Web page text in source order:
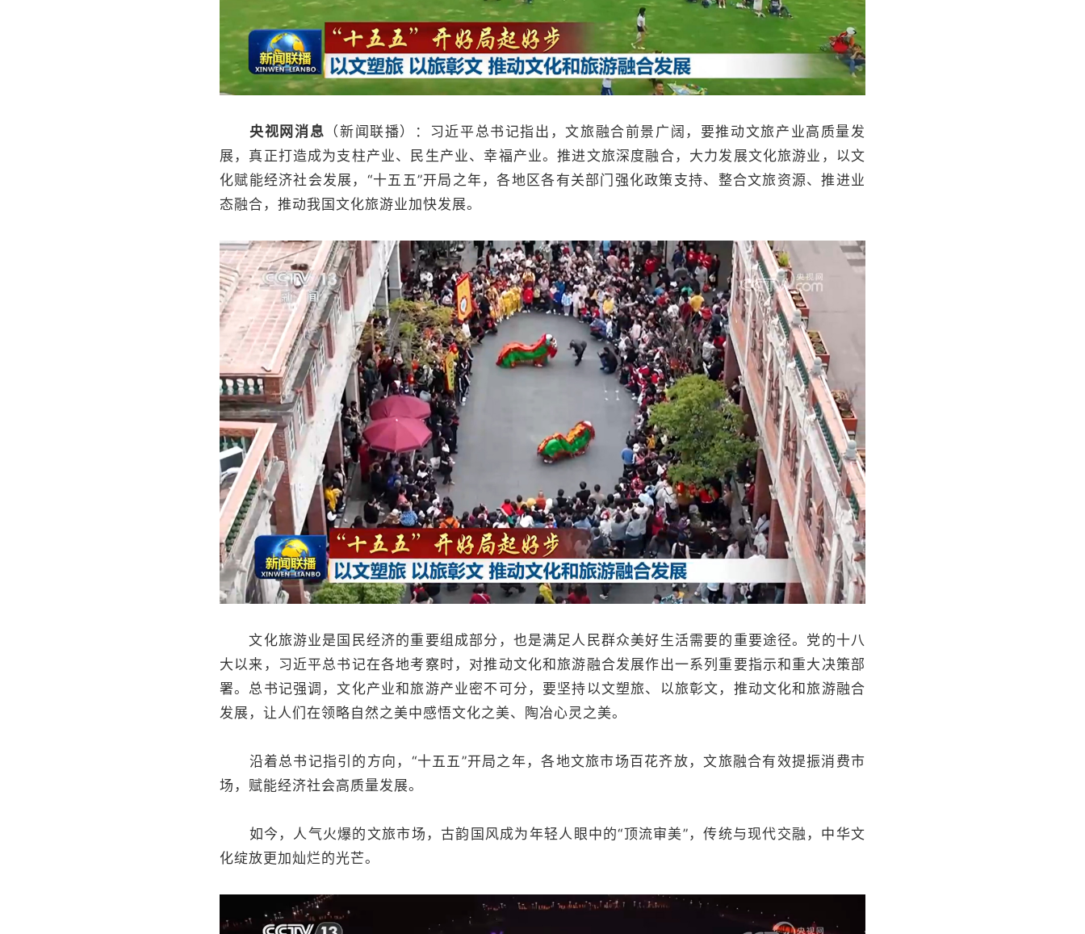
央视网消息 （新闻联播）：习近平总书记指出，文旅融合前景广阔，要推动文旅产业高质量发
展，真正打造成为支柱产业、民生产业、幸福产业。推进文旅深度融合，大力发展文化旅游业，以文
化赋能经济社会发展，“十五五”开局之年，各地区各有关部门强化政策支持、整合文旅资源、推进业
态融合，推动我国文化旅游业加快发展。
文化旅游业是国民经济的重要组成部分，也是满足人民群众美好生活需要的重要途径。党的十八
大以来，习近平总书记在各地考察时，对推动文化和旅游融合发展作出一系列重要指示和重大决策部
署。总书记强调，文化产业和旅游产业密不可分，要坚持以文塑旅、以旅彰文，推动文化和旅游融合
发展，让人们在领略自然之美中感悟文化之美、陶冶心灵之美。
沿着总书记指引的方向，“十五五”开局之年，各地文旅市场百花齐放，文旅融合有效提振消费市
场，赋能经济社会高质量发展。
如今，人气火爆的文旅市场，古韵国风成为年轻人眼中的“顶流审美”，传统与现代交融，中华文
化绽放更加灿烂的光芒。